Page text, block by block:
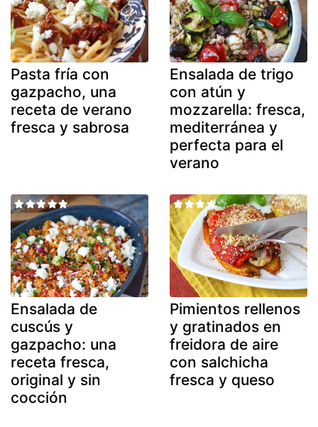
Pasta fría con
gazpacho, una
receta de verano
fresca y sabrosa
Ensalada de trigo
con atún y
mozzarella: fresca,
mediterránea y
perfecta para el
verano
Ensalada de
cuscús y
gazpacho: una
receta fresca,
original y sin
cocción
Pimientos rellenos
y gratinados en
freidora de aire
con salchicha
fresca y queso